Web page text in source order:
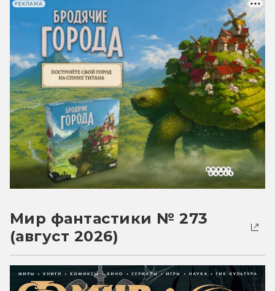
РЕКЛАМА
Мир фантастики № 273
(август 2026)